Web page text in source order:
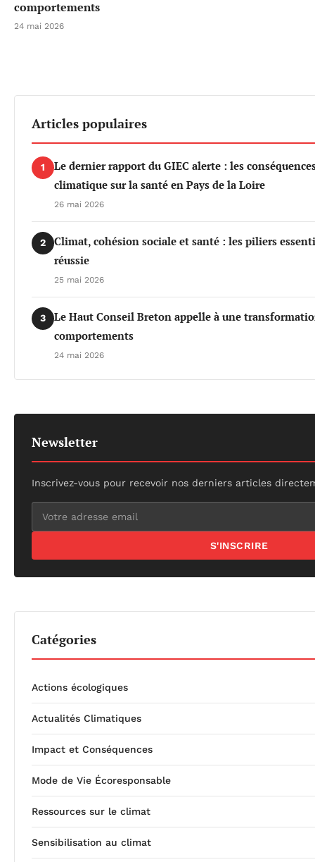
comportements
24 mai 2026
Articles populaires
1
Le dernier rapport du GIEC alerte : les
climatique sur la santé en Pays de la Loire
26 mai 2026
2
Climat, cohésion sociale et santé : les piliers
réussie
25 mai 2026
3
Le Haut Conseil Breton appelle à une
comportements
24 mai 2026
Newsletter
Inscrivez-vous pour recevoir nos derniers articles
S'INSCRIRE
Catégories
Actions écologiques
Actualités Climatiques
Impact et Conséquences
Mode de Vie Écoresponsable
Ressources sur le climat
Sensibilisation au climat